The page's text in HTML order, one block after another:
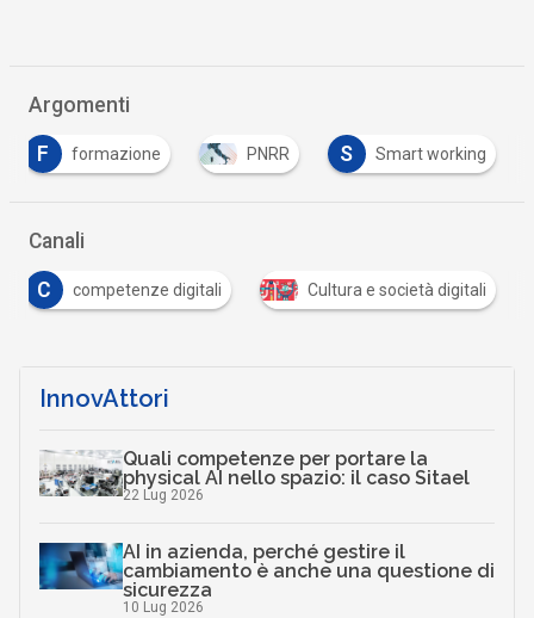
Argomenti
F formazione PNRR S Smart working
Canali
C competenze digitali Cultura e società digitali
InnovAttori
Quali competenze per portare la
physical AI nello spazio: il caso Sitael
22 Lug 2026
AI in azienda, perché gestire il
cambiamento è anche una questione di
sicurezza
10 Lug 2026